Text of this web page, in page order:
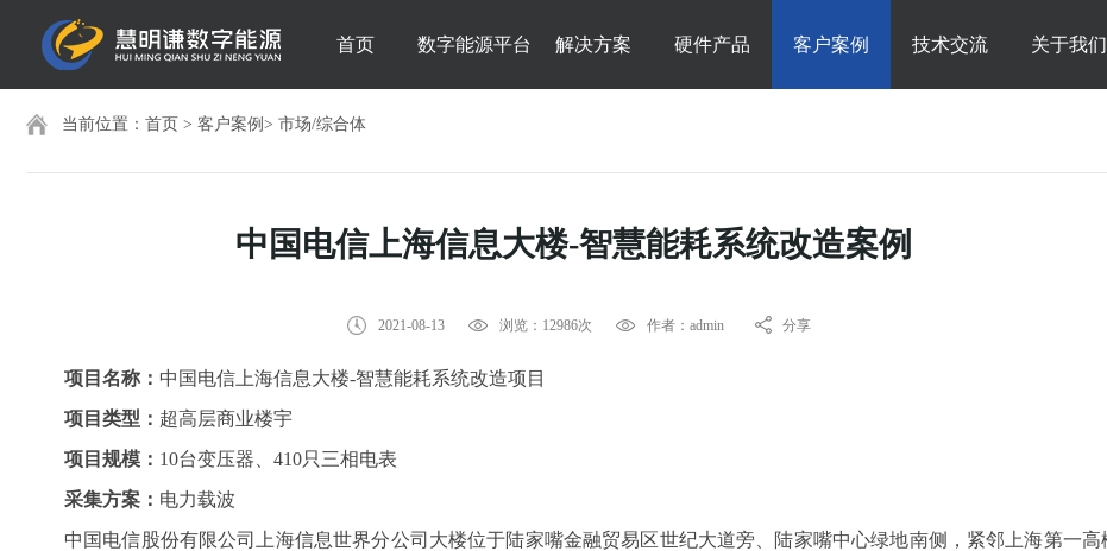
首页 数字能源平台 解决方案 硬件产品 客户案例 技术交流 关于我们
当前位置： 首页 > 客户案例 > 市场/综合体
中国电信上海信息大楼-智慧能耗系统改造案例
2021-08-13 浏览：12986次 作者：admin 分享
项目名称： 中国电信上海信息大楼-智慧能耗系统改造项目
项目类型： 超高层商业楼宇
项目规模： 10台变压器、410只三相电表
采集方案： 电力载波
中国电信股份有限公司上海信息世界分公司大楼位于陆家嘴金融贸易区世纪大道旁、陆家嘴中心绿地南侧，紧邻上海第一高